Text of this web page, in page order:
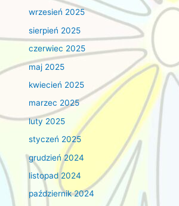
wrzesień 2025
sierpień 2025
czerwiec 2025
maj 2025
kwiecień 2025
marzec 2025
luty 2025
styczeń 2025
grudzień 2024
listopad 2024
październik 2024